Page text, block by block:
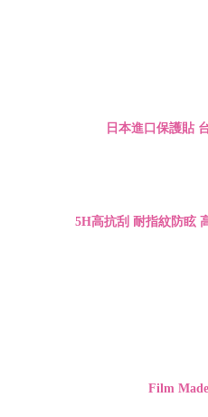
日本進口保護貼
5H高抗刮 耐指紋防眩
Film